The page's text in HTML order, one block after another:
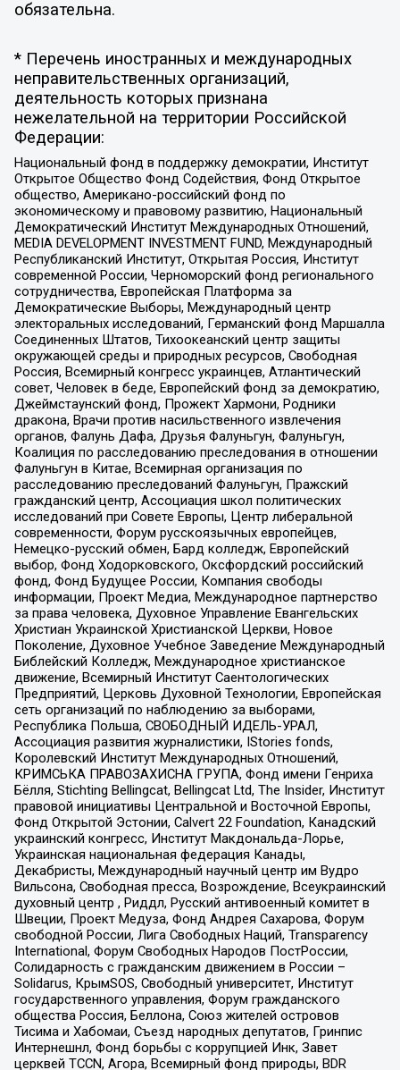
обязательна.
* Перечень иностранных и международных
неправительственных организаций,
деятельность которых признана
нежелательной на территории Российской
Федерации:
Национальный фонд в поддержку демократии, Институт
Открытое Общество Фонд Содействия, Фонд Открытое
общество, Американо-российский фонд по
экономическому и правовому развитию, Национальный
Демократический Институт Международных Отношений,
MEDIA DEVELOPMENT INVESTMENT FUND, Международный
Республиканский Институт, Открытая Россия, Институт
современной России, Черноморский фонд регионального
сотрудничества, Европейская Платформа за
Демократические Выборы, Международный центр
электоральных исследований, Германский фонд Маршалла
Соединенных Штатов, Тихоокеанский центр защиты
окружающей среды и природных ресурсов, Свободная
Россия, Всемирный конгресс украинцев, Атлантический
совет, Человек в беде, Европейский фонд за демократию,
Джеймстаунский фонд, Прожект Хармони, Родники
дракона, Врачи против насильственного извлечения
органов, Фалунь Дафа, Друзья Фалуньгун, Фалуньгун,
Коалиция по расследованию преследования в отношении
Фалуньгун в Китае, Всемирная организация по
расследованию преследований Фалуньгун, Пражский
гражданский центр, Ассоциация школ политических
исследований при Совете Европы, Центр либеральной
современности, Форум русскоязычных европейцев,
Немецко-русский обмен, Бард колледж, Европейский
выбор, Фонд Ходорковского, Оксфордский российский
фонд, Фонд Будущее России, Компания свободы
информации, Проект Медиа, Международное партнерство
за права человека, Духовное Управление Евангельских
Христиан Украинской Христианской Церкви, Новое
Поколение, Духовное Учебное Заведение Международный
Библейский Колледж, Международное христианское
движение, Всемирный Институт Саентологических
Предприятий, Церковь Духовной Технологии, Европейская
сеть организаций по наблюдению за выборами,
Республика Польша, СВОБОДНЫЙ ИДЕЛЬ-УРАЛ,
Ассоциация развития журналистики, IStories fonds,
Королевский Институт Международных Отношений,
КРИМСЬКА ПРАВОЗАХИСНА ГРУПА, Фонд имени Генриха
Бёлля, Stichting Bellingcat, Bellingcat Ltd, The Insider, Институт
правовой инициативы Центральной и Восточной Европы,
Фонд Открытой Эстонии, Calvert 22 Foundation, Канадский
украинский конгресс, Институт Макдональда-Лорье,
Украинская национальная федерация Канады,
Декабристы, Международный научный центр им Вудро
Вильсона, Свободная пресса, Возрождение, Всеукраинский
духовный центр , Риддл, Русский антивоенный комитет в
Швеции, Проект Медуза, Фонд Андрея Сахарова, Форум
свободной России, Лига Свободных Наций, Transparеncy
International, Форум Свободных Народов ПостРоссии,
Солидарность с гражданским движением в России –
Solidarus, КрымSOS, Свободный университет, Институт
государственного управления, Форум гражданского
общества Россия, Беллона, Союз жителей островов
Тисима и Хабомаи, Съезд народных депутатов, Гринпис
Интернешнл, Фонд борьбы с коррупцией Инк, Завет
церквей TCCN, Агора, Всемирный фонд природы, BDR